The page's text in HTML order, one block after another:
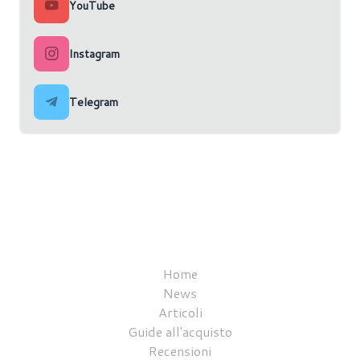
YouTube
Instagram
Telegram
Home
News
Articoli
Guide all'acquisto
Recensioni